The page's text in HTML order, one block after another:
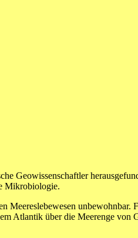
Geowissenschaftler
Mikrobiologie.
Meereslebewesen unbewohnbar.
Atlantik über die Meerenge von